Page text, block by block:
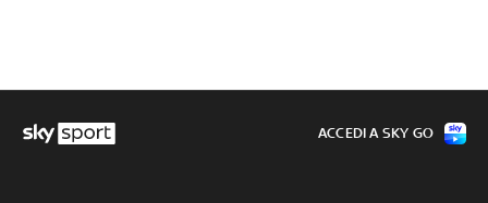
ACCEDI A SKY GO